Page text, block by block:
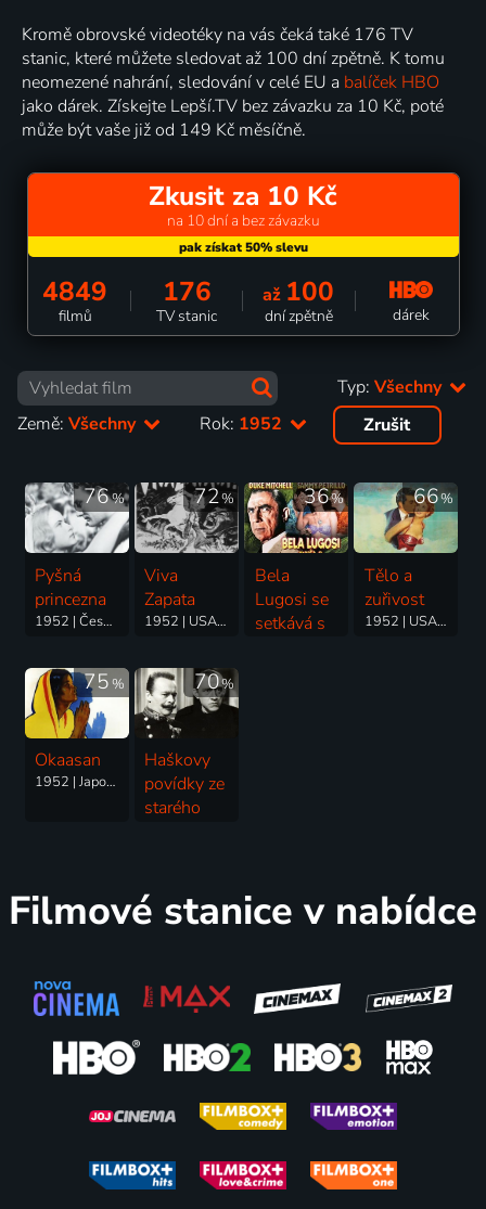
Kromě obrovské videotéky na vás čeká také 176 TV
stanic, které můžete sledovat až 100 dní zpětně. K tomu
neomezené nahrání, sledování v celé EU a balíček HBO
jako dárek. Získejte Lepší.TV bez závazku za 10 Kč, poté
může být vaše již od 149 Kč měsíčně.
Zkusit za 10 Kč
na 10 dní a bez závazku
4849
filmů
176
TV stanic
až 100
dní zpětně dárek
Typ: Všechny
Země: Všechny Rok: 1952 Zrušit
76%
Pyšná
princezna
1952 | Československo | Pohádka, Drama, Komedie, Rodinný, Romantický
72%
Viva
Zapata
1952 | USA | Western, Drama, Historický, Životopisný
36%
Bela
Lugosi se
setkává s
66%
Tělo a
zuřivost
1952 | USA | Drama
75%
Okaasan
1952 | Japonsko | Drama, Romantický
70%
Haškovy
povídky ze
starého
Filmové stanice v nabídce